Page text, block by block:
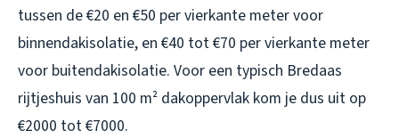
tussen de €20 en €50 per vierkante meter voor
binnendakisolatie, en €40 tot €70 per vierkante meter
voor buitendakisolatie. Voor een typisch Bredaas
rijtjeshuis van 100 m² dakoppervlak kom je dus uit op
€2000 tot €7000.